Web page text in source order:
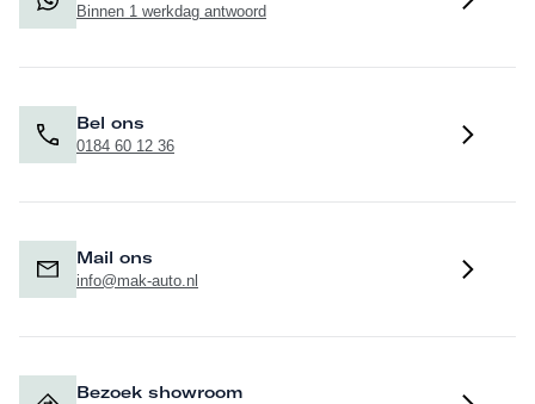
Binnen 1 werkdag antwoord
Bel ons
0184 60 12 36
Mail ons
info@mak-auto.nl
Bezoek showroom